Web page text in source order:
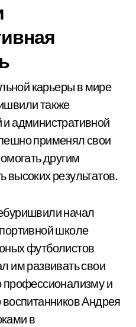
карьеры в мире
также
административной
применял свои
другим
высоких результатов.
начал
школе
футболистов
им развивать свои
профессионализму и
воспитанников Андрея
в